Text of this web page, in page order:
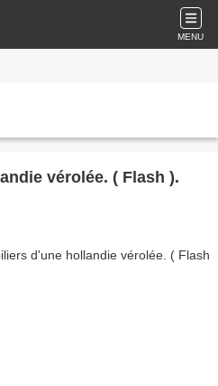
MENU
vérolée. ( Flash ).